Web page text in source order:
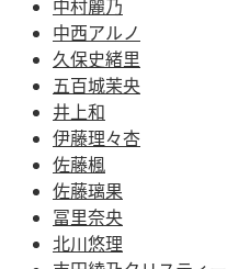
中村麗乃
中西アルノ
久保史緒里
五百城茉央
井上和
伊藤理々杏
佐藤楓
佐藤璃果
冨里奈央
北川悠理